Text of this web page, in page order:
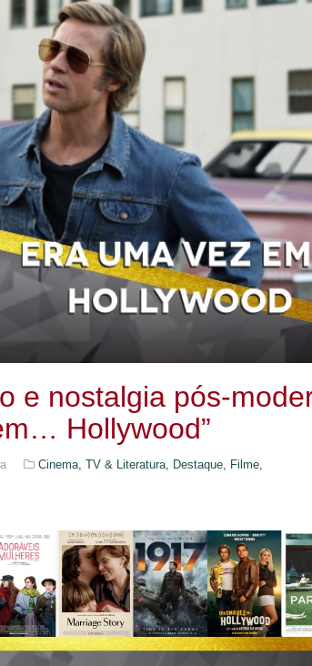
e nostalgia pós-
Hollywood”
Cinema, TV & Literatura, Destaque, Filme,